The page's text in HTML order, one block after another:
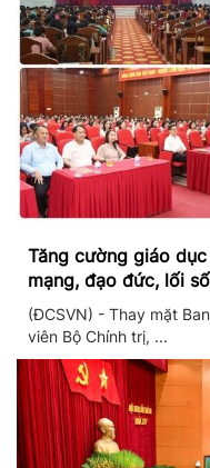
Tăng cường giáo
mạng, đạo đức, lối
thống giáo dục quốc
(ĐCSVN) - Thay mặt
viên Bộ Chính trị, ...